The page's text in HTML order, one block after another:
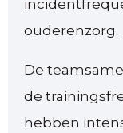
ouderenzorg.
De
de
hebben